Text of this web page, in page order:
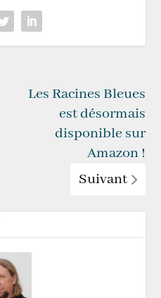
Les Racines Bleues
est désormais
disponible sur
Amazon !
Suivant